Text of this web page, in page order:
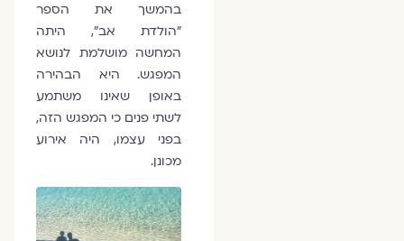
בהמשך את הספר
"הולדת אב", היתה
המחשה מושלמת לנושא
המפגש. היא הבהירה
באופן שאינו משתמע
לשתי פנים כי המפגש הזה,
בפני עצמו, היה אירוע
מכונן.